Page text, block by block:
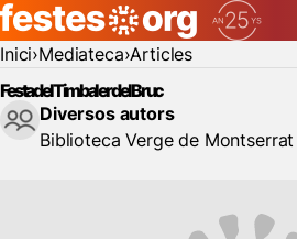
Inici Mediateca Articles
Festa del Timbaler del Bruc
Diversos autors
Biblioteca Verge de Montserrat